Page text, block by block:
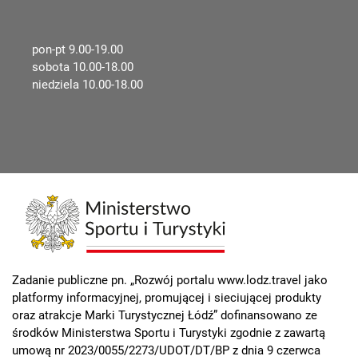
pon-pt 9.00-19.00
sobota 10.00-18.00
niedziela 10.00-18.00
Zadanie publiczne pn. „Rozwój portalu www.lodz.travel jako
platformy informacyjnej, promującej i sieciującej produkty
oraz atrakcje Marki Turystycznej Łódź” dofinansowano ze
środków Ministerstwa Sportu i Turystyki zgodnie z zawartą
umową nr 2023/0055/2273/UDOT/DT/BP z dnia 9 czerwca